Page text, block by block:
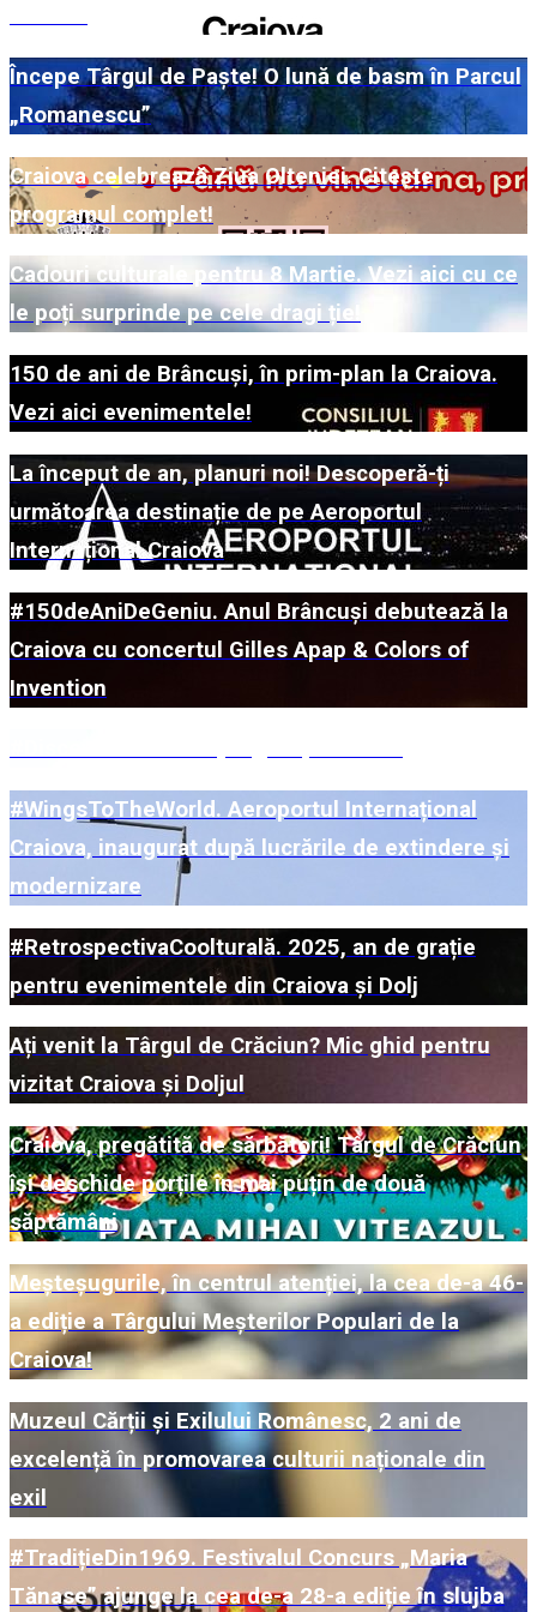
Începe Târgul de Paște! O lună de basm în Parcul
„Romanescu”
Craiova celebrează Ziua Olteniei. Citește
programul complet!
Cadouri culturale pentru 8 Martie. Vezi aici cu ce
le poți surprinde pe cele dragi ție!
150 de ani de Brâncuși, în prim-plan la Craiova.
Vezi aici evenimentele!
La început de an, planuri noi! Descoperă-ți
următoarea destinație de pe Aeroportul
Internațional Craiova
#150deAniDeGeniu. Anul Brâncuși debutează la
Craiova cu concertul Gilles Apap & Colors of
Invention
#WingsToTheWorld. Aeroportul Internațional
Craiova, inaugurat după lucrările de extindere și
modernizare
#RetrospectivaCoolturală. 2025, an de grație
pentru evenimentele din Craiova și Dolj
Ați venit la Târgul de Crăciun? Mic ghid pentru
vizitat Craiova și Doljul
Craiova, pregătită de sărbători! Târgul de Crăciun
își deschide porțile în mai puțin de două
săptămâni
Meșteșugurile, în centrul atenției, la cea de-a 46-
a ediție a Târgului Meșterilor Populari de la
Craiova!
Muzeul Cărții și Exilului Românesc, 2 ani de
excelență în promovarea culturii naționale din
exil
#TradițieDin1969. Festivalul Concurs „Maria
Tănase” ajunge la cea de-a 28-a ediție în slujba